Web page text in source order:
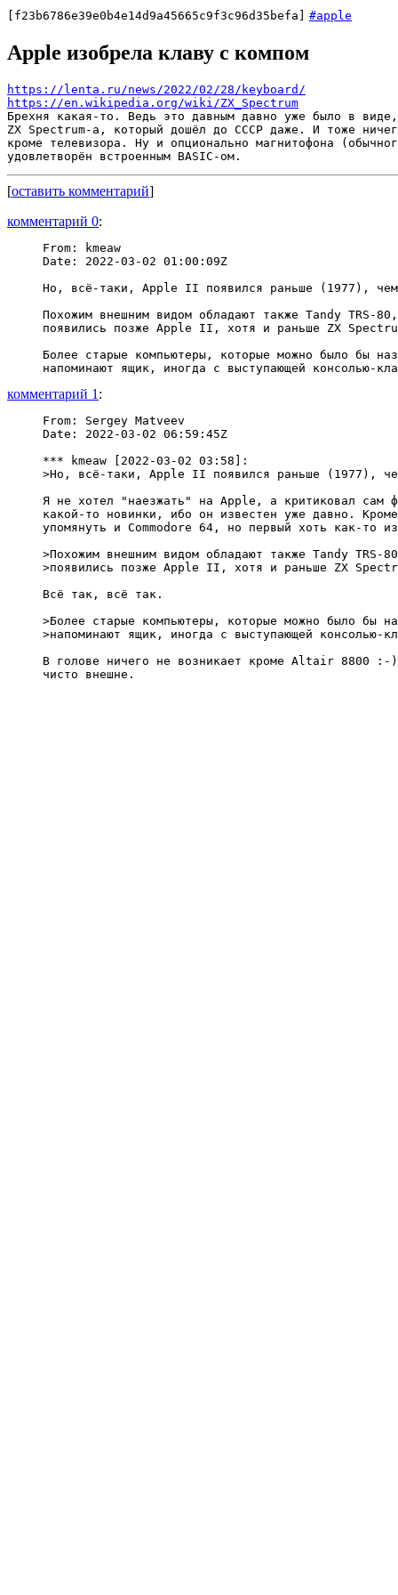
[f23b6786e39e0b4e14d9a45665c9f3c96d35befa] #apple
Apple изобрела клаву с компом
https://lenta.ru/news/2022/02/28/keyboard/
https://en.wikipedia.org/wiki/ZX_Spectrum
Брехня какая-то. Ведь это давным давно уже было в
ZX Spectrum-а, который дошёл до СССР даже. И тоже
кроме телевизора. Ну и опционально магнитофона
[оставить комментарий]
комментарий 0:
From: kmeaw
Date: 2022-03-02 01:00:09Z
Но, всё-таки, Apple II появился раньше (1977),
Похожим внешним видом обладают также Tandy TRS-
появились позже Apple II, хотя и раньше ZX
Более старые компьютеры, которые можно было бы
комментарий 1 :
From: Sergey Matveev
Date: 2022-03-02 06:59:45Z
*** kmeaw [2022-03-02 03:58]:
>Но, всё-таки, Apple II появился раньше (1977),
Я не хотел "наезжать" на Apple, а критиковал сам
какой-то новинки, ибо он известен уже давно.
упомянуть и Commodore 64, но первый хоть как-то
>Похожим внешним видом обладают также Tandy TRS-
>появились позже Apple II, хотя и раньше ZX
Всё так, всё так.
>Более старые компьютеры, которые можно было бы
>напоминают ящик, иногда с выступающей консолью-
В голове ничего не возникает кроме Altair 8800 :-